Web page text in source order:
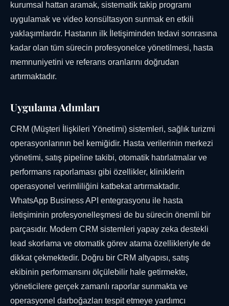
kurumsal hattan aramak, sistematik takip programı
uygulamak ve video konsültasyon sunmak en etkili
yaklaşımlardır. Hastanın ilk İletişiminden tedavi sonrasına
kadar olan tüm sürecin profesyonelce yönetilmesi, hasta
memnuniyetini ve referans oranlarını doğrudan
artırmaktadır.
Uygulama Adımları
CRM (Müşteri İlişkileri Yönetimi) sistemleri, sağlık turizmi
operasyonlarının bel kemiğidir. Hasta verilerinin merkezi
yönetimi, satış pipeline takibi, otomatik hatırlatmalar ve
performans raporlaması gibi özellikler, kliniklerin
operasyonel verimliliğini katbekat artırmaktadır.
WhatsApp Business API entegrasyonu ile hasta
iletişiminin profesyonelleşmesi de bu sürecin önemli bir
parçasıdır. Modern CRM sistemleri yapay zeka destekli
lead skorlama ve otomatik görev atama özellikleriyle de
dikkat çekmektedir. Doğru bir CRM altyapısı, satış
ekibinin performansını ölçülebilir hale getirmekte,
yöneticilere gerçek zamanlı raporlar sunmakta ve
operasyonel darboğazları tespit etmeye yardımcı